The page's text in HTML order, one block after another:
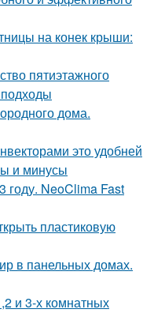
на конек крыши:
пятиэтажного
дома.
это удобней
и минусы
году. NeoClima Fast
пластиковую
в панельных домах.
и 3-х комнатных